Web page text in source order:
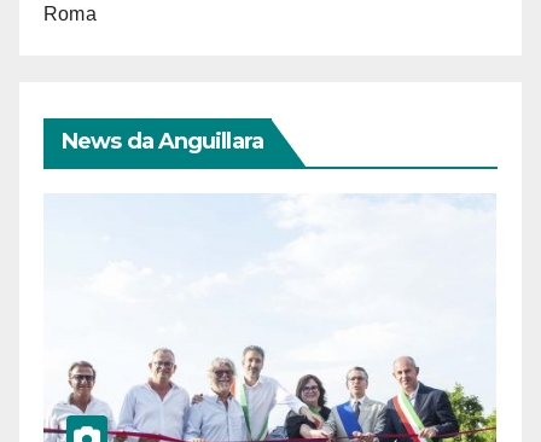
Roma
News da Anguillara